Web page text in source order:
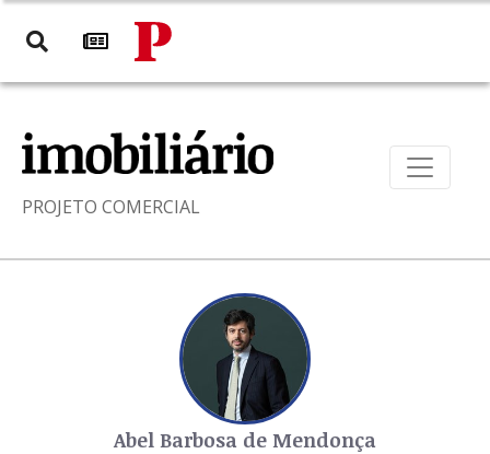
PROJETO COMERCIAL
Abel Barbosa de Mendonça